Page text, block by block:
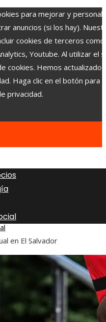
para mejorar y
anuncios (si los hay).
cookies de terceros como
Youtube. Al utilizar el
cookies. Hemos actualizado
Haga clic en el botón para
privacidad.
en El Salvador